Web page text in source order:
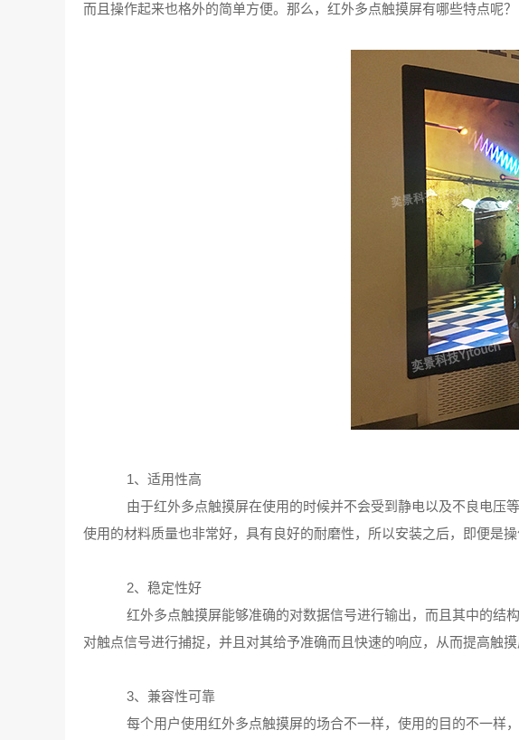
而且操作起来也格外的简单方便。那么，红外多点触摸屏‍有哪些特点呢？
1、适用性高
由于红外多点触摸屏‍在使用的时候并不会受到静电以及不良电压
使用的材料质量也非常好，具有良好的耐磨性，所以安装之后，即便是
2、稳定性好
红外多点触摸屏‍能够准确的对数据信号进行输出，而且其中的结
对触点信号进行捕捉，并且对其给予准确而且快速的响应，从而提高触摸
3、兼容性可靠
每个用户使用红外多点触摸屏‍的场合不一样，使用的目的不一样